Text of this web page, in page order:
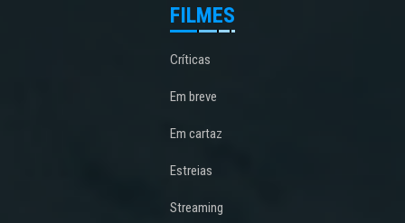
FILMES
Críticas
Em breve
Em cartaz
Estreias
Streaming